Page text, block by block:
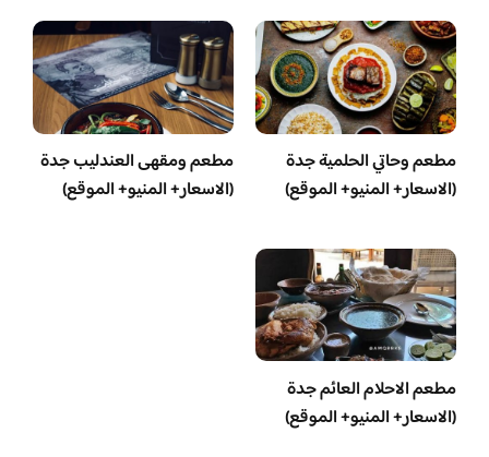
مطعم وحاتي الحلمية جدة
(الاسعار+ المنيو+ الموقع)
مطعم ومقهى العندليب جدة
(الاسعار+ المنيو+ الموقع)
مطعم الاحلام العائم جدة
(الاسعار+ المنيو+ الموقع)